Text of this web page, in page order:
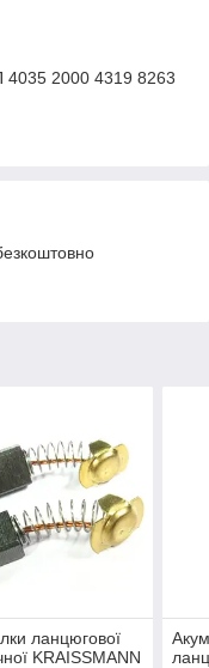
2000 4319 8263
ланцюгової
KRAISSMANN